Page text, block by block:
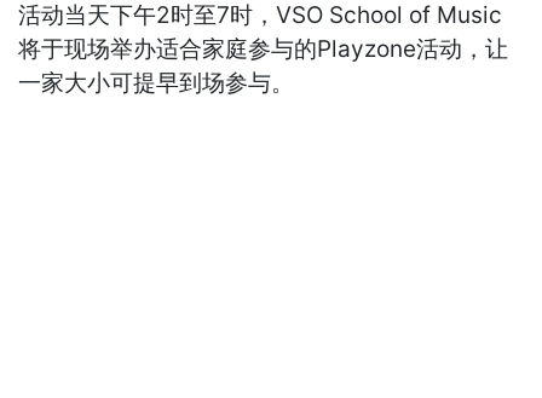
活动当天下午2时至7时，VSO School of Music
将于现场举办适合家庭参与的Playzone活动，让
一家大小可提早到场参与。